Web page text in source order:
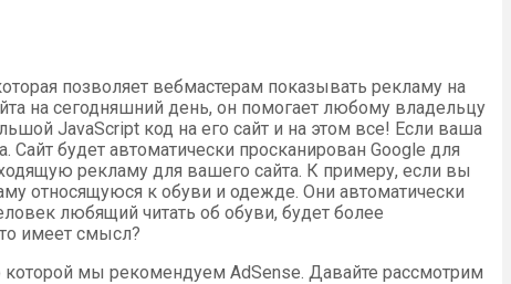
позволяет вебмастерам показывать рекламу на
на сегодняшний день, он помогает любому владельцу
JavaScript код на его сайт и на этом все! Если ваша
Сайт будет автоматически просканирован Google для
рекламу для вашего сайта. К примеру, если вы
относящуюся к обуви и одежде. Они автоматически
любящий читать об обуви, будет более
имеет смысл?
которой мы рекомендуем AdSense. Давайте рассмотрим